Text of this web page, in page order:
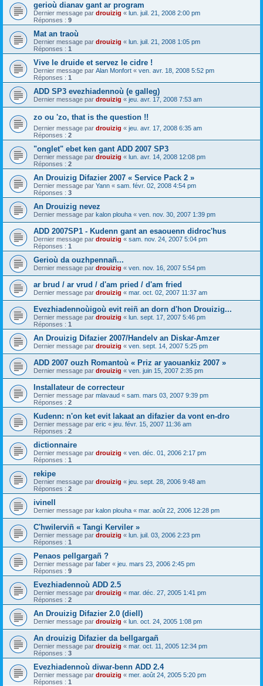
gerioù dianav gant ar program
Dernier message par drouizig « lun. juil. 21, 2008 2:00 pm
Réponses : 9
Mat an traoù
Dernier message par drouizig « lun. juil. 21, 2008 1:05 pm
Réponses : 1
Vive le druide et servez le cidre !
Dernier message par Alan Monfort « ven. avr. 18, 2008 5:52 pm
Réponses : 1
ADD SP3 evezhiadennoù (e galleg)
Dernier message par drouizig « jeu. avr. 17, 2008 7:53 am
zo ou 'zo, that is the question !!
Dernier message par drouizig « jeu. avr. 17, 2008 6:35 am
Réponses : 2
"onglet" ebet ken gant ADD 2007 SP3
Dernier message par drouizig « lun. avr. 14, 2008 12:08 pm
Réponses : 2
An Drouizig Difazier 2007 « Service Pack 2 »
Dernier message par Yann « sam. févr. 02, 2008 4:54 pm
Réponses : 3
An Drouizig nevez
Dernier message par kalon plouha « ven. nov. 30, 2007 1:39 pm
ADD 2007SP1 - Kudenn gant an esaouenn didroc'hus
Dernier message par drouizig « sam. nov. 24, 2007 5:04 pm
Réponses : 1
Gerioù da ouzhpennañ...
Dernier message par drouizig « ven. nov. 16, 2007 5:54 pm
ar brud / ar vrud / d'am pried / d'am fried
Dernier message par drouizig « mar. oct. 02, 2007 11:37 am
Evezhiadennoùigoù evit reiñ an dorn d'hon Drouizig...
Dernier message par drouizig « lun. sept. 17, 2007 5:46 pm
Réponses : 1
An Drouizig Difazier 2007/Handelv an Diskar-Amzer
Dernier message par drouizig « ven. sept. 14, 2007 5:25 pm
ADD 2007 ouzh Romantoù « Priz ar yaouankiz 2007 »
Dernier message par drouizig « ven. juin 15, 2007 2:35 pm
Installateur de correcteur
Dernier message par mlavaud « sam. mars 03, 2007 9:39 pm
Réponses : 2
Kudenn: n'on ket evit lakaat an difazier da vont en-dro
Dernier message par eric « jeu. févr. 15, 2007 11:36 am
Réponses : 2
dictionnaire
Dernier message par drouizig « ven. déc. 01, 2006 2:17 pm
Réponses : 1
rekipe
Dernier message par drouizig « jeu. sept. 28, 2006 9:48 am
Réponses : 2
ivinell
Dernier message par kalon plouha « mar. août 22, 2006 12:28 pm
C'hwilerviñ « Tangi Kerviler »
Dernier message par drouizig « lun. juil. 03, 2006 2:23 pm
Réponses : 1
Penaos pellgargañ ?
Dernier message par faber « jeu. mars 23, 2006 2:45 pm
Réponses : 9
Evezhiadennoù ADD 2.5
Dernier message par drouizig « mar. déc. 27, 2005 1:41 pm
Réponses : 2
An Drouizig Difazier 2.0 (diell)
Dernier message par drouizig « lun. oct. 24, 2005 1:08 pm
An drouizig Difazier da bellgargañ
Dernier message par drouizig « mar. oct. 11, 2005 12:34 pm
Réponses : 3
Evezhiadennoù diwar-benn ADD 2.4
Dernier message par drouizig « mer. août 24, 2005 5:20 pm
Réponses : 1